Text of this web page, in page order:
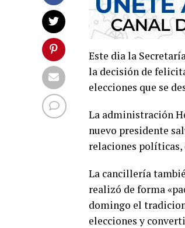
Este dia la
la decisión de
elecciones que se
La administración
nuevo presidente
relaciones políticas,
La cancillería
realizó de forma
domingo el
elecciones y